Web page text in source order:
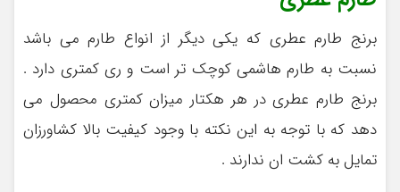
برنج طارم عطری که یکی دیگر از انواع طارم می باشد
نسبت به طارم هاشمی کوچک تر است و ری کمتری دارد .
برنج طارم عطری در هر هکتار میزان کمتری محصول می
دهد که با توجه به این نکته با وجود کیفیت بالا کشاورزان
تمایل به کشت ان ندارند .